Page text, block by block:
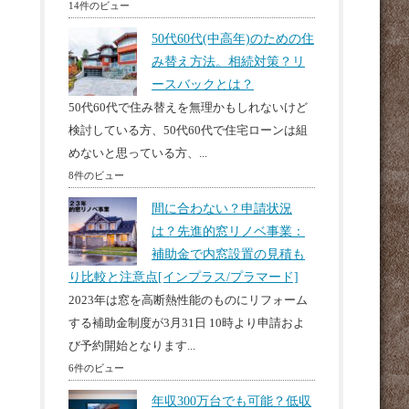
14件のビュー
50代60代(中高年)のための住
み替え方法。相続対策？リ
ースバックとは？
50代60代で住み替えを無理かもしれないけど
検討している方、50代60代で住宅ローンは組
めないと思っている方、...
8件のビュー
間に合わない？申請状況
は？先進的窓リノベ事業：
補助金で内窓設置の見積も
り比較と注意点[インプラス/プラマード]
2023年は窓を高断熱性能のものにリフォーム
する補助金制度が3月31日 10時より申請およ
び予約開始となります...
6件のビュー
年収300万台でも可能？低収